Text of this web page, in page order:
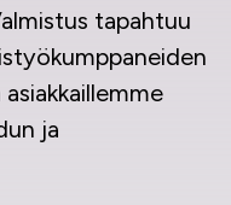
tapahtuu
ja